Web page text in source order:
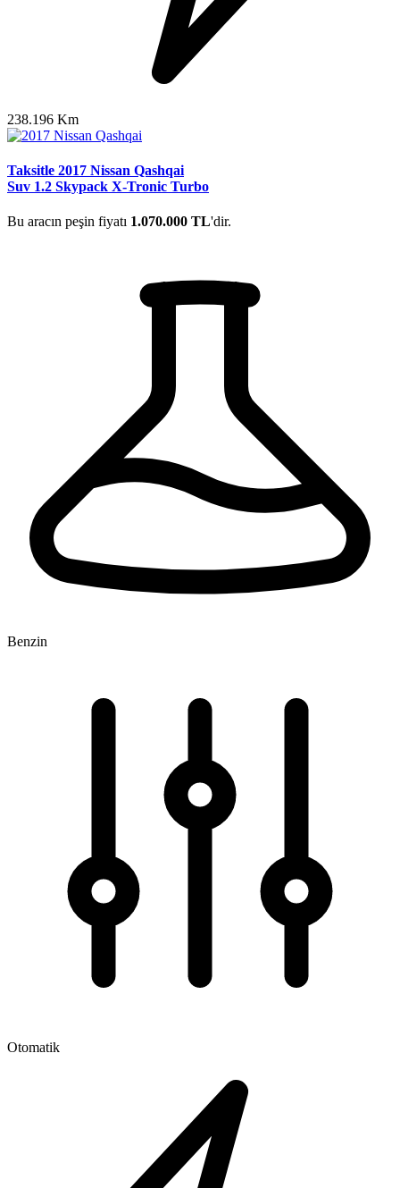
238.196 Km
Taksitle 2017 Nissan Qashqai
Suv 1.2 Skypack X-Tronic Turbo
Bu aracın peşin fiyatı 1.070.000 TL'dir.
Benzin
Otomatik